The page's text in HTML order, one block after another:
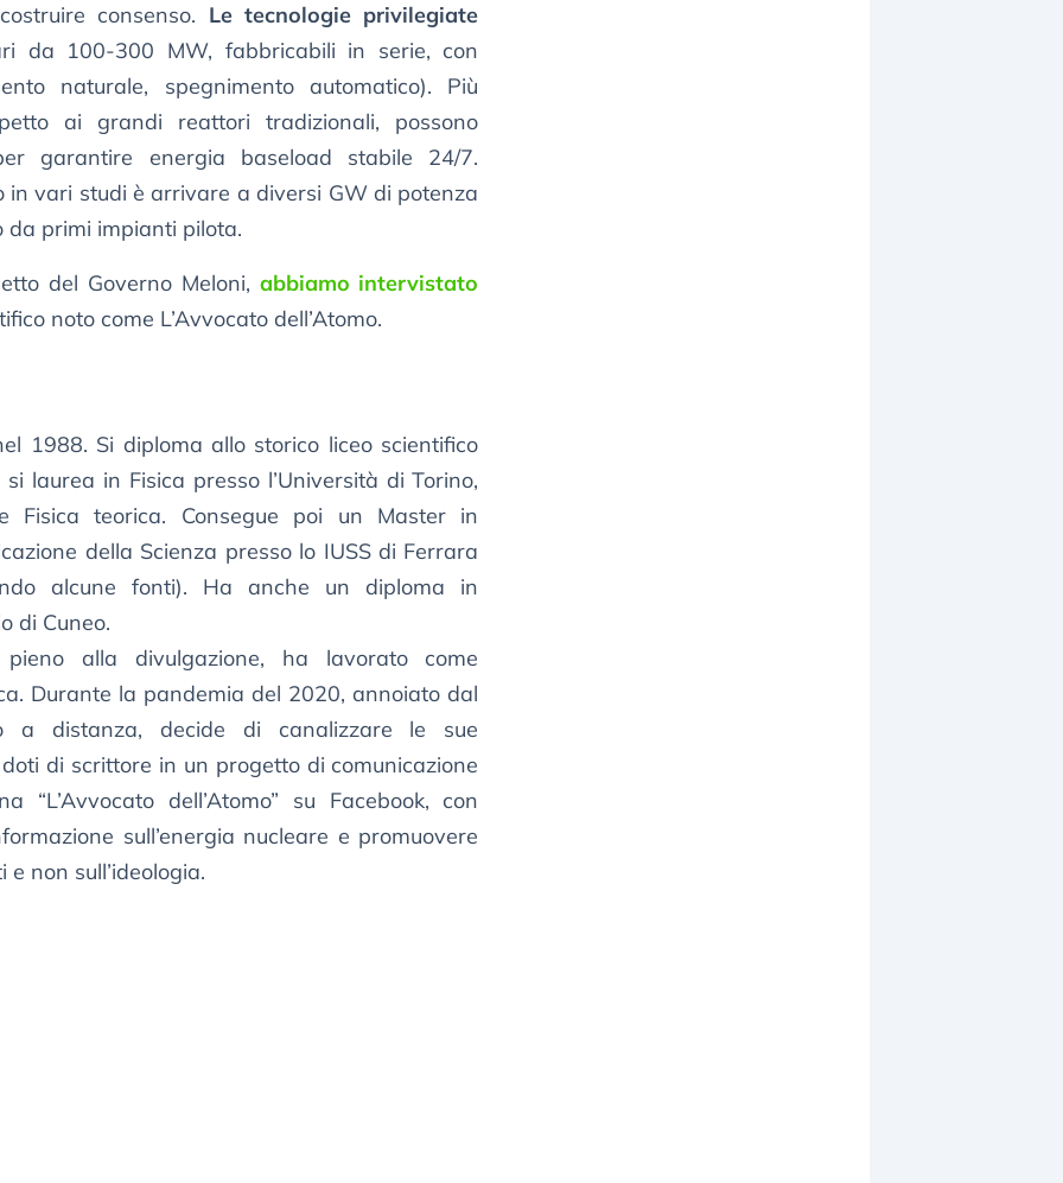
consenso. Le tecnologie privilegiate
da 100-300 MW, fabbricabili in serie, con
naturale, spegnimento automatico). Più
ai grandi reattori tradizionali, possono
garantire energia baseload stabile 24/7.
in vari studi è arrivare a diversi GW di potenza
primi impianti pilota.
del Governo Meloni, abbiamo intervistato
noto come L’Avvocato dell’Atomo.
1988. Si diploma allo storico liceo scientifico
laurea in Fisica presso l’Università di Torino,
Fisica teorica. Consegue poi un Master in
della Scienza presso lo IUSS di Ferrara
alcune fonti). Ha anche un diploma in
di Cuneo.
alla divulgazione, ha lavorato come
Durante la pandemia del 2020, annoiato dal
a distanza, decide di canalizzare le sue
di scrittore in un progetto di comunicazione
dell’Atomo” su Facebook, con
sull’energia nucleare e promuovere
non sull’ideologia.